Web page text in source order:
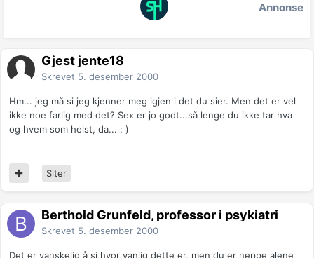
Annonse
Gjest jente18
Skrevet 5. desember 2000
Hm... jeg må si jeg kjenner meg igjen i det du sier. Men det er vel
ikke noe farlig med det? Sex er jo godt...så lenge du ikke tar hva
og hvem som helst, da... : )
Siter
Berthold Grunfeld, professor i psykiatri
Skrevet 5. desember 2000
Det er vanskelig å si hvor vanlig dette er, men du er neppe alene